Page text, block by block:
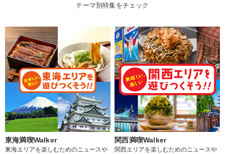
テーマ別特集をチェック
東海満喫Walker
東海エリアを楽しむためのニュースや
関西満喫Walker
関西エリアを楽しむためのニュースや